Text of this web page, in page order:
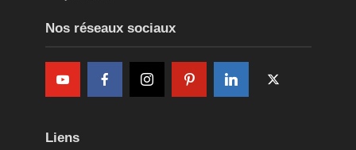
Nos réseaux sociaux
Liens